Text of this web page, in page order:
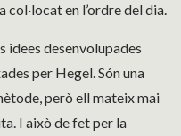
col·locat en l’ordre del dia.
idees desenvolupades
per Hegel. Són una
però ell mateix mai
I això de fet per la